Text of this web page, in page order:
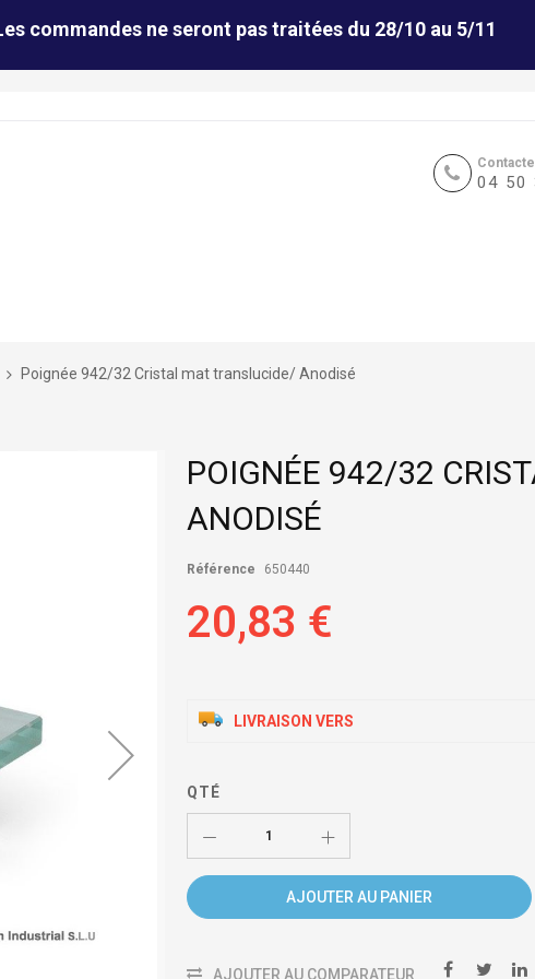
commandes ne seront pas traitées du 28/10 au 5/11
04 50
Poignée 942/32 Cristal mat translucide/ Anodisé
POIGNÉE 942/32
ANODISÉ
Référence 650440
20,83 €
LIVRAISON VERS
QTÉ
AJOUTER AU PANIER
AJOUTER AU COMPARATEUR